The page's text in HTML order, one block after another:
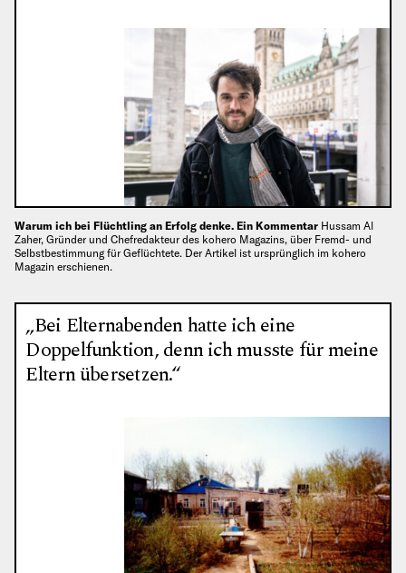
Warum ich bei Flüchtling an Erfolg denke. Ein Kommentar Hussam Al
Zaher, Gründer und Chefredakteur des kohero Magazins, über Fremd- und
Selbstbestimmung für Geflüchtete. Der Artikel ist ursprünglich im kohero
Magazin erschienen.
„Bei Elternabenden hatte ich eine
Doppelfunktion, denn ich musste für meine
Eltern übersetzen.“